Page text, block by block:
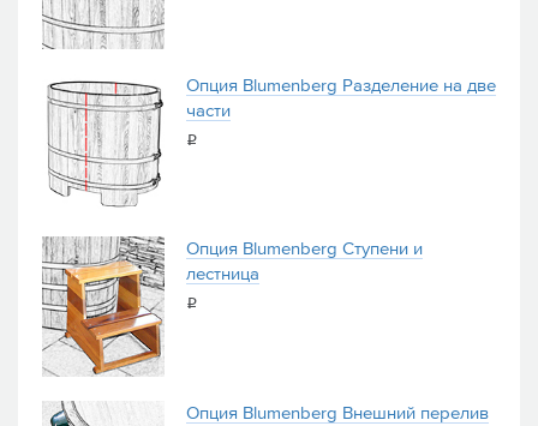
Опция Blumenberg Разделение на две
части
i
Опция Blumenberg Ступени и
лестница
i
Опция Blumenberg Внешний перелив